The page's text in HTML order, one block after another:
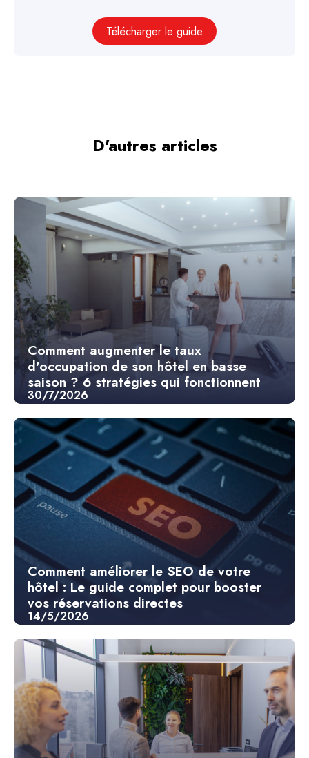
Télécharger le guide
D'autres articles
30/7/2026
Comment augmenter le taux
d'occupation de son hôtel en basse
saison ? 6 stratégies qui fonctionnent
14/5/2026
Comment améliorer le SEO de votre
hôtel : Le guide complet pour booster
vos réservations directes